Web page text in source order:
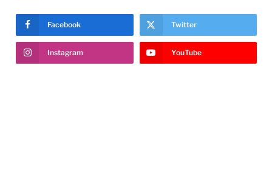
Facebook Twitter
Instagram YouTube